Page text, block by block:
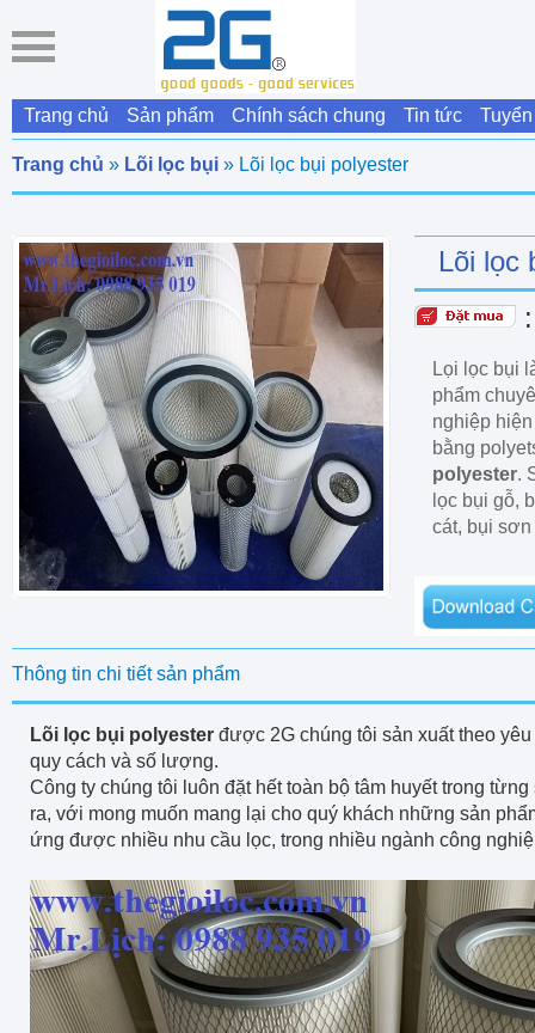
Trang chủ Sản phẩm Chính sách chung Tin tức
Trang chủ » Lõi lọc bụi » Lõi lọc bụi polyester
Lõi lọc
Lọi lọc bụi
phẩm
nghiệp
bằng
polyester.
lọc bụi gỗ,
cát, bụi
Thông tin chi tiết sản phẩm
Lõi lọc bụi polyester được 2G chúng tôi sản xuất theo
quy cách và số lượng.
Công ty chúng tôi luôn đặt hết toàn bộ tâm huyết trong
ra, với mong muốn mang lại cho quý khách những sản
ứng được nhiều nhu cầu lọc, trong nhiều ngành công